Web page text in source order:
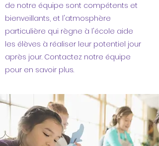
de notre équipe sont compétents et
bienveillants, et l'atmosphère
particulière qui règne à l'école aide
les élèves à réaliser leur potentiel jour
après jour. Contactez notre équipe
pour en savoir plus.